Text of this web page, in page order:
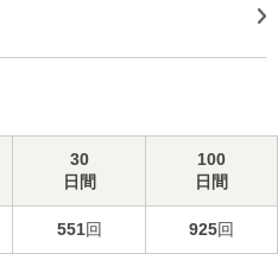
30
日間
100
日間
551回 925回